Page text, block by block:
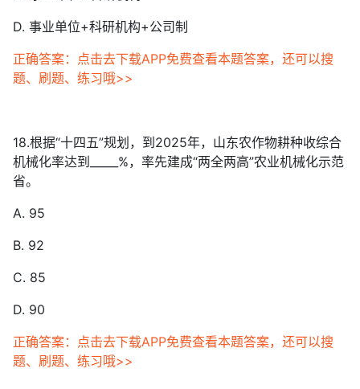
D. 事业单位+科研机构+公司制
正确答案：点击去下载APP免费查看本题答案，还可以搜
题、刷题、练习哦>>
18.根据“十四五”规划，到2025年，山东农作物耕种收综合
机械化率达到_____%，率先建成“两全两高”农业机械化示范
省。
A. 95
B. 92
C. 85
D. 90
正确答案：点击去下载APP免费查看本题答案，还可以搜
题、刷题、练习哦>>